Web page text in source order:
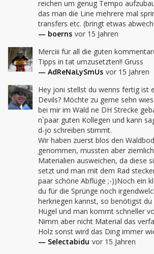
reichen um genug Tempo
das man die Line mehrere mal
transfers etc. (bringt etwas
— boerns vor 15 Jahren
Merciii für all die guten
Tipps in tat umzusetzten!! Gruss
— AdReNaLySmUs vor 15 Jahren
Hey joni stellst du wenns fertig ist
Devils? Möchte zu gerne sehn
bei mir im Wald ne DH Strecke
n`paar guten Kollegen und kann
d-jo schreiben stimmt.
Wir haben zuerst blos den
genommen, mussten aber
Materialien ausweichen, da diese
setzt und man mit dem Rad
paar schöne Abflüge ;-))Noch ein
du für die Sprünge noch
herkriegen kannst, so benötigst
Hügel und man kommt schneller
Nimm aber nicht Material das
Holz sonst wird das Ding immer
— Selectabidu vor 15 Jahren